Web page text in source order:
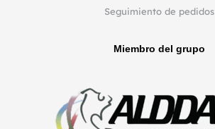
Seguimiento de pedidos
Miembro del grupo